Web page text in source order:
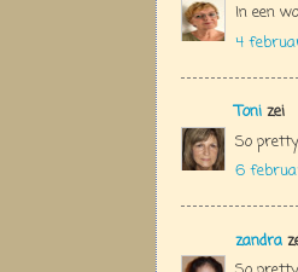
In een
4
Toni zei
So
6
zandra